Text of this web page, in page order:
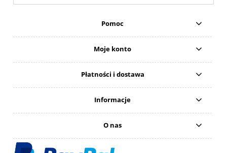
Pomoc
Moje konto
Płatności i dostawa
Informacje
O nas